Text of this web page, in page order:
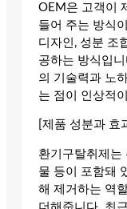
OEM은 고객이
들어 주는 방식
디자인, 성분 조
공하는 방식입
의 기술력과 노
는 점이 인상적
[제품 성분과 효
환기구탈취제는
물 등이 포함돼
해 제거하는 역